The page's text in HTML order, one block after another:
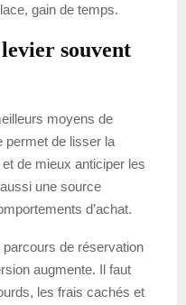
gain de temps.
souvent
moyens de
permet de lisser la
de mieux anticiper les
une source
d’achat.
de réservation
augmente. Il faut
les frais cachés et